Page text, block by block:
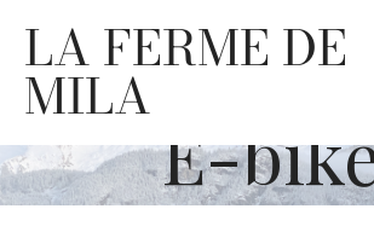
LA FERME DE
MILA
E-